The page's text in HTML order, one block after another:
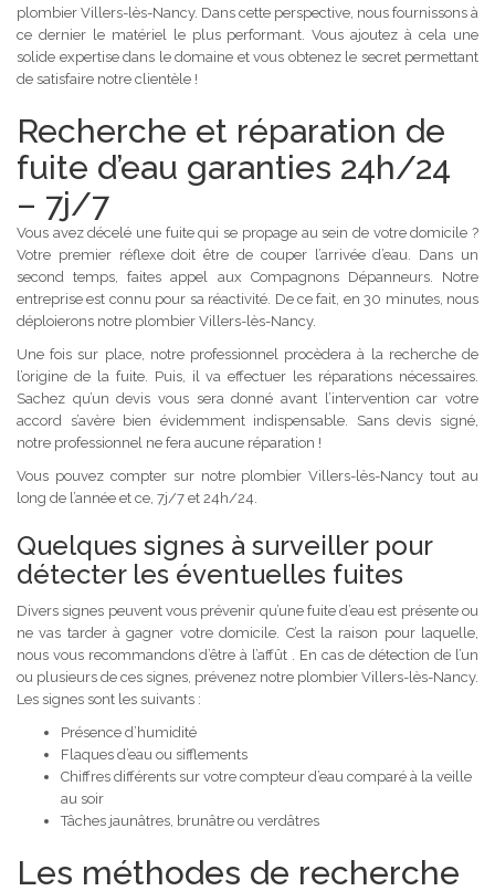
plombier Villers-lès-Nancy. Dans cette perspective, nous fournissons à
ce dernier le matériel le plus performant. Vous ajoutez à cela une
solide expertise dans le domaine et vous obtenez le secret permettant
de satisfaire notre clientèle !
Recherche et réparation de
fuite d’eau garanties 24h/24
– 7j/7
Vous avez décelé une fuite qui se propage au sein de votre domicile ?
Votre premier réflexe doit être de couper l’arrivée d’eau. Dans un
second temps, faites appel aux Compagnons Dépanneurs. Notre
entreprise est connu pour sa réactivité. De ce fait, en 30 minutes, nous
déploierons notre plombier Villers-lès-Nancy.
Une fois sur place, notre professionnel procèdera à la recherche de
l’origine de la fuite. Puis, il va effectuer les réparations nécessaires.
Sachez qu’un devis vous sera donné avant l’intervention car votre
accord s’avère bien évidemment indispensable. Sans devis signé,
notre professionnel ne fera aucune réparation !
Vous pouvez compter sur notre plombier Villers-lès-Nancy tout au
long de l’année et ce, 7j/7 et 24h/24.
Quelques signes à surveiller pour
détecter les éventuelles fuites
Divers signes peuvent vous prévenir qu’une fuite d’eau est présente ou
ne vas tarder à gagner votre domicile. C’est la raison pour laquelle,
nous vous recommandons d’être à l’affût . En cas de détection de l’un
ou plusieurs de ces signes, prévenez notre plombier Villers-lès-Nancy.
Les signes sont les suivants :
Présence d’humidité
Flaques d’eau ou sifflements
Chiffres différents sur votre compteur d’eau comparé à la veille
au soir
Tâches jaunâtres, brunâtre ou verdâtres
Les méthodes de recherche